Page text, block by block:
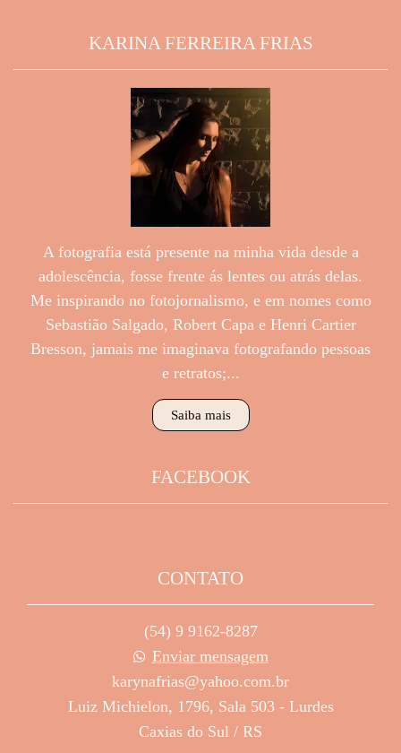
KARINA FERREIRA FRIAS
A fotografia está presente na minha vida desde a
adolescência, fosse frente ás lentes ou atrás delas.
Me inspirando no fotojornalismo, e em nomes como
Sebastião Salgado, Robert Capa e Henri Cartier
Bresson, jamais me imaginava fotografando pessoas
e retratos;...
Saiba mais
FACEBOOK
CONTATO
(54) 9 9162-8287
Enviar mensagem
karynafrias@yahoo.com.br
Luiz Michielon, 1796, Sala 503 - Lurdes
Caxias do Sul / RS